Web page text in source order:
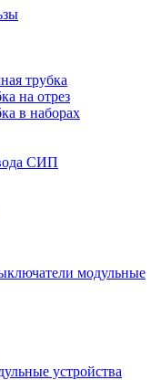
трубка
на отрез
в наборах
СИП
модульные
устройства